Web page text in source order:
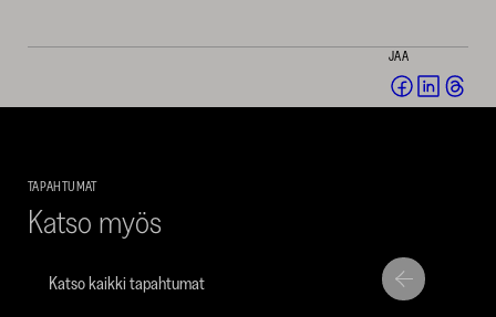
JAA
Jaa Jaa
TAPAHTUMAT
Katso myös
Katso kaikki tapahtumat
Siirry
seuraavaan